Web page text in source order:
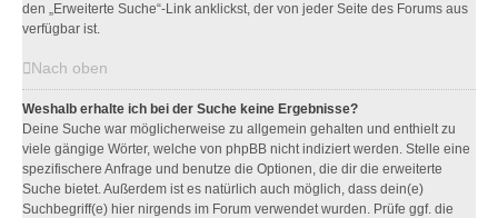
den „Erweiterte Suche“-Link anklickst, der von jeder Seite des Forums aus
verfügbar ist.
Nach oben
Weshalb erhalte ich bei der Suche keine Ergebnisse?
Deine Suche war möglicherweise zu allgemein gehalten und enthielt zu
viele gängige Wörter, welche von phpBB nicht indiziert werden. Stelle eine
spezifischere Anfrage und benutze die Optionen, die dir die erweiterte
Suche bietet. Außerdem ist es natürlich auch möglich, dass dein(e)
Suchbegriff(e) hier nirgends im Forum verwendet wurden. Prüfe ggf. die